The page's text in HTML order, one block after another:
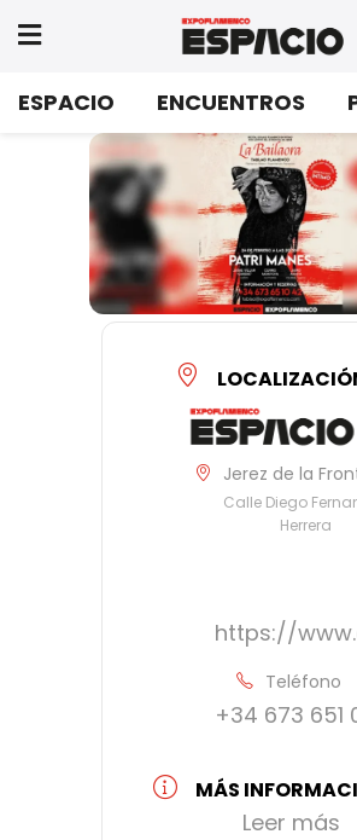
ESPACIO ENCUENTROS
Cartel -baile-
manes-festival-
Jerez de la
Calle Diego
Herrera
https://
Teléfono
+34 673 651
MÁS
Leer más